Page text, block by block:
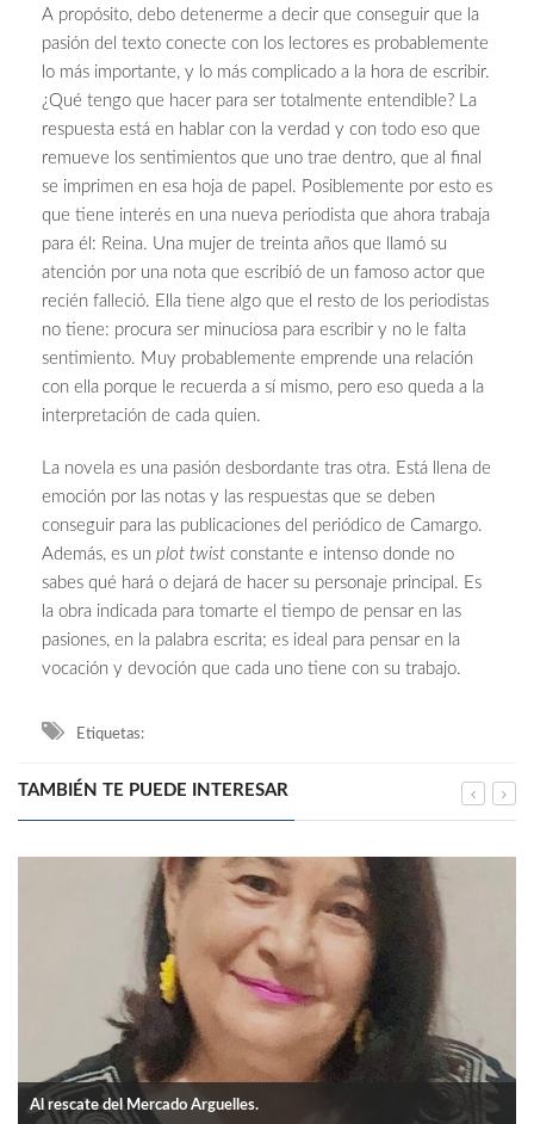
A propósito, debo detenerme a decir que conseguir que la
pasión del texto conecte con los lectores es probablemente
lo más importante, y lo más complicado a la hora de escribir.
¿Qué tengo que hacer para ser totalmente entendible? La
respuesta está en hablar con la verdad y con todo eso que
remueve los sentimientos que uno trae dentro, que al final
se imprimen en esa hoja de papel. Posiblemente por esto es
que tiene interés en una nueva periodista que ahora trabaja
para él: Reina. Una mujer de treinta años que llamó su
atención por una nota que escribió de un famoso actor que
recién falleció. Ella tiene algo que el resto de los periodistas
no tiene: procura ser minuciosa para escribir y no le falta
sentimiento. Muy probablemente emprende una relación
con ella porque le recuerda a sí mismo, pero eso queda a la
interpretación de cada quien.
La novela es una pasión desbordante tras otra. Está llena de
emoción por las notas y las respuestas que se deben
conseguir para las publicaciones del periódico de Camargo.
Además, es un plot twist constante e intenso donde no
sabes qué hará o dejará de hacer su personaje principal. Es
la obra indicada para tomarte el tiempo de pensar en las
pasiones, en la palabra escrita; es ideal para pensar en la
vocación y devoción que cada uno tiene con su trabajo.
Etiquetas:
TAMBIÉN TE PUEDE INTERESAR
Al rescate del Mercado Arguelles.